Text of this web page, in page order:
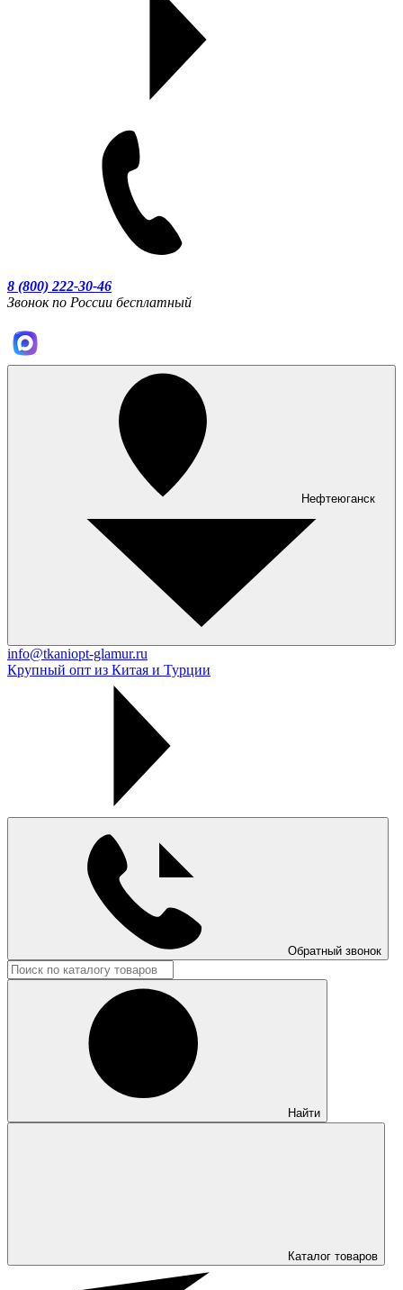
8 (800) 222-30-46
Звонок по России бесплатный
Нефтеюганск
info@tkaniopt-glamur.ru
Крупный опт из Китая и Турции
Обратный звонок
Найти
Каталог товаров